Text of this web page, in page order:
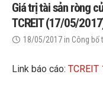
Giá trị tài sản ròng
TCREIT (17/05/
18/05/2017in Công bố
Link báo cáo: